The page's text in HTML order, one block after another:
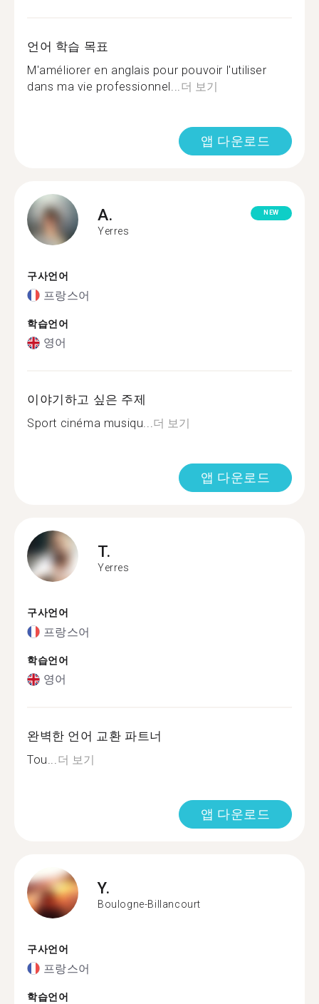
언어 학습 목표
M'améliorer en anglais pour pouvoir l'utiliser
dans ma vie professionnel...더 보기
앱 다운로드
A.
Yerres
NEW
구사언어
프랑스어
학습언어
영어
이야기하고 싶은 주제
Sport cinéma musiqu...더 보기
앱 다운로드
T.
Yerres
구사언어
프랑스어
학습언어
영어
완벽한 언어 교환 파트너
Tou...더 보기
앱 다운로드
Y.
Boulogne-Billancourt
구사언어
프랑스어
학습언어